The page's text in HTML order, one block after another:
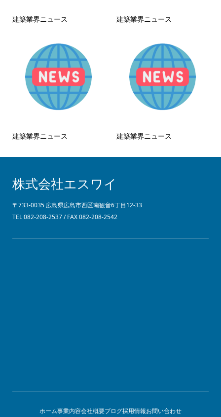
建築業界ニュース 建築業界ニュース
建築業界ニュース 建築業界ニュース
株式会社エスワイ
〒733-0035 広島県広島市西区南観音6丁目12-33
TEL 082-208-2537 / FAX 082-208-2542
ホーム事業内容会社概要ブログ採用情報お問い合わせ